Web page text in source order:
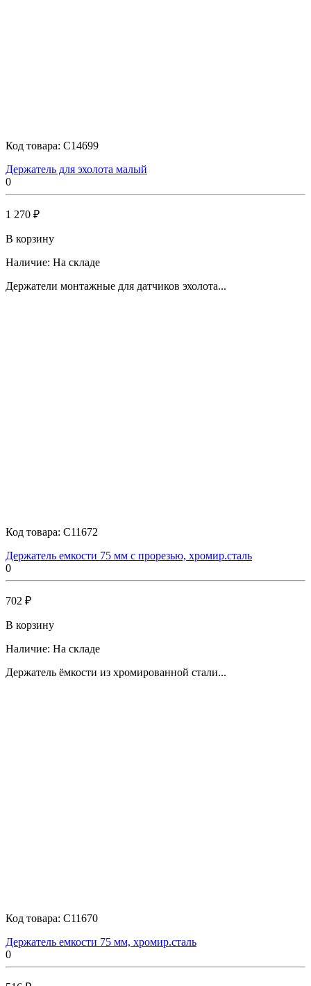
Код товара: C14699
Держатель для эхолота малый
0
1 270 ₽
В корзину
Наличие: На складе
Держатели монтажные для датчиков эхолота...
Код товара: C11672
Держатель емкости 75 мм с прорезью, хромир.сталь
0
702 ₽
В корзину
Наличие: На складе
Держатель ёмкости из хромированной стали...
Код товара: C11670
Держатель емкости 75 мм, хромир.сталь
0